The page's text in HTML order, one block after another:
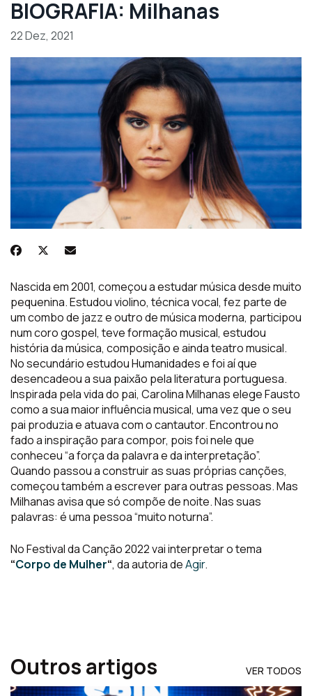
BIOGRAFIA: Milhanas
22 Dez, 2021
Nascida em 2001, começou a estudar música desde muito
pequenina. Estudou violino, técnica vocal, fez parte de
um combo de jazz e outro de música moderna, participou
num coro gospel, teve formação musical, estudou
história da música, composição e ainda teatro musical.
No secundário estudou Humanidades e foi aí que
desencadeou a sua paixão pela literatura portuguesa.
Inspirada pela vida do pai, Carolina Milhanas elege Fausto
como a sua maior influência musical, uma vez que o seu
pai produzia e atuava com o cantautor. Encontrou no
fado a inspiração para compor, pois foi nele que
conheceu “a força da palavra e da interpretação”.
Quando passou a construir as suas próprias canções,
começou também a escrever para outras pessoas. Mas
Milhanas avisa que só compõe de noite. Nas suas
palavras: é uma pessoa “muito noturna”.
No Festival da Canção 2022 vai interpretar o tema
“Corpo de Mulher“, da autoria deAgir.
Outros artigos VER TODOS